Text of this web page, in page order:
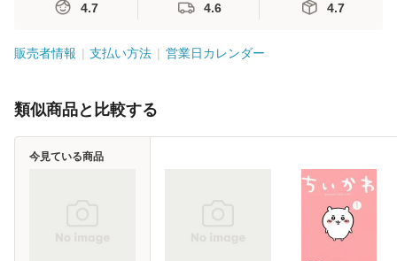
4.7 4.6 4.7
販売者情報 支払い方法 営業日カレンダー
類似商品と比較する
今見ている商品